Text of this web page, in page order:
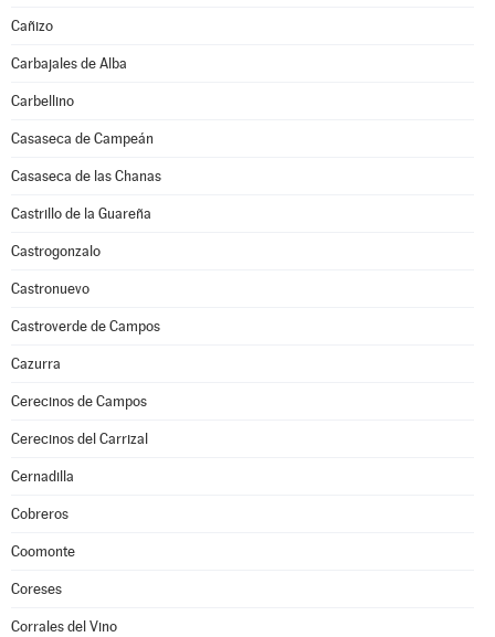
Cañizo
Carbajales de Alba
Carbellino
Casaseca de Campeán
Casaseca de las Chanas
Castrillo de la Guareña
Castrogonzalo
Castronuevo
Castroverde de Campos
Cazurra
Cerecinos de Campos
Cerecinos del Carrizal
Cernadilla
Cobreros
Coomonte
Coreses
Corrales del Vino